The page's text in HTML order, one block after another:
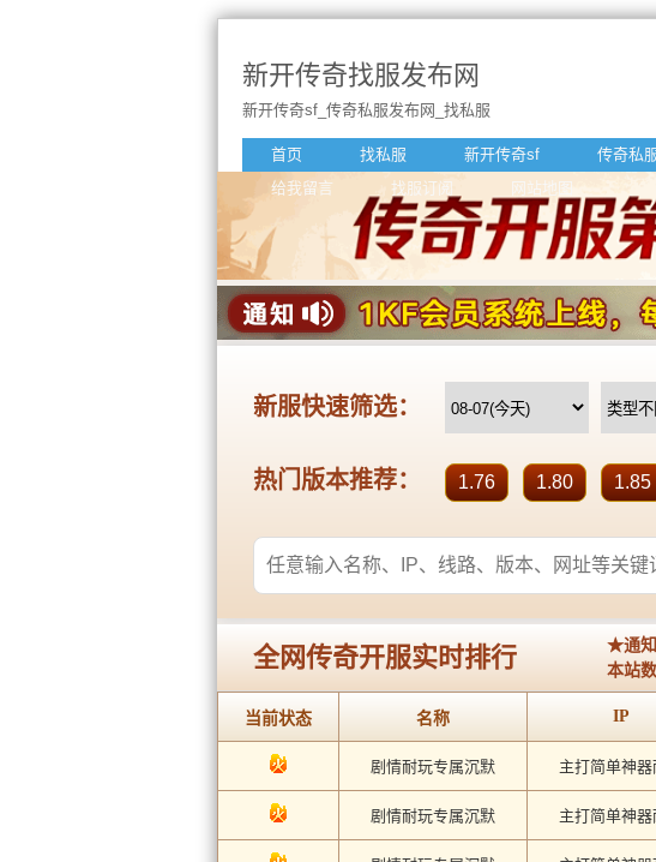
新开传奇找服发布网
新开传奇sf_传奇私服发布网_找私服
首页 找私服 新开传奇sf 传奇私
给我留言
找服订阅 网站地图